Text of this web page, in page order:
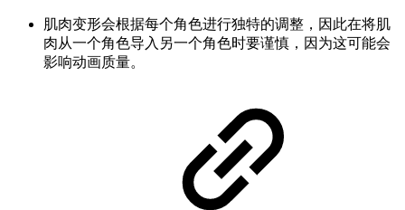
肌肉变形会根据每个角色进行独特的调整，因此在将肌
肉从一个角色导入另一个角色时要谨慎，因为这可能会
影响动画质量。